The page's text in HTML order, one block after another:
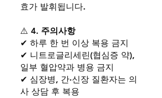
효가 발휘됩니다.
⚠️ 4. 주의사항
✔ 하루 한 번 이상 복용 금지
✔ 니트로글리세린(협심증 약),
일부 혈압약과 병용 금지
✔ 심장병, 간·신장 질환자는 의
사 상담 후 복용